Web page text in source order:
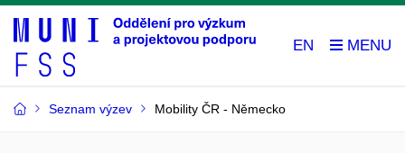
EN
Seznam výzev Mobility ČR - Německo